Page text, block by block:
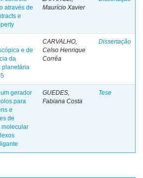
através de
e
Maurício Xavier
e de
da
planetária
CARVALHO,
Celso Henrique
Corrêa
Dissertação
gerador
para
e
de
molecular
GUEDES,
Fabiana Costa
Tese